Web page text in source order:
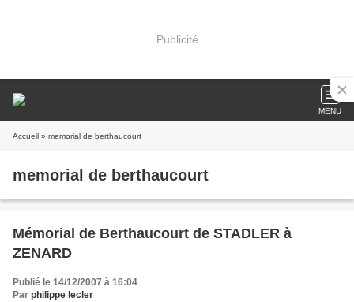
Publicité
MENU
Accueil » memorial de berthaucourt
memorial de berthaucourt
Mémorial de Berthaucourt de STADLER à
ZENARD
Publié le 14/12/2007 à 16:04
Par philippe lecler